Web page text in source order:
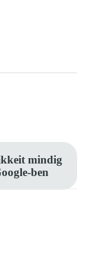
mindig
ben